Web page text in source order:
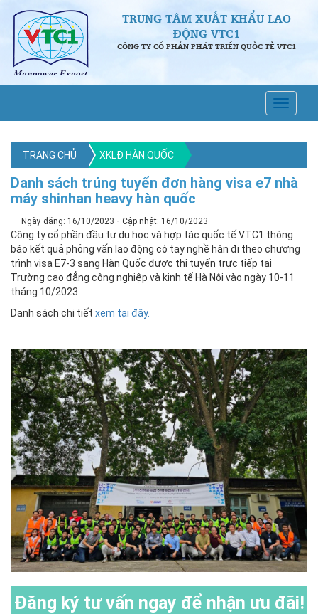
TRUNG TÂM XUẤT KHẨU LAO
ĐỘNG VTC1
CÔNG TY CỔ PHẦN PHÁT TRIỂN QUỐC TẾ VTC1
TRANG CHỦ XKLĐ HÀN QUỐC
Danh sách trúng tuyển đơn hàng visa e7 nhà
máy shinhan heavy hàn quốc
Ngày đăng: 16/10/2023 - Cập nhật: 16/10/2023
Công ty cổ phần đầu tư du học và hợp tác quốc tế VTC1 thông
báo kết quả phỏng vấn lao động có tay nghề hàn đi theo chương
trình visa E7-3 sang Hàn Quốc được thi tuyển trực tiếp tại
Trường cao đẳng công nghiệp và kinh tế Hà Nội vào ngày 10-11
tháng 10/2023.
Danh sách chi tiết xem tại đây.
Đăng ký tư vấn ngay để nhận ưu đãi!